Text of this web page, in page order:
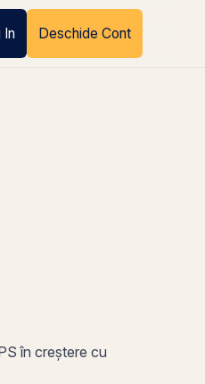
In Deschide Cont
în creștere cu